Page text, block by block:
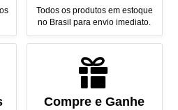
Todos os produtos em estoque
no Brasil para envio imediato.
Compre e Ganhe